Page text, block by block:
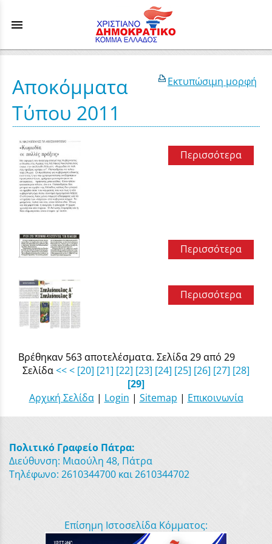
menu
Εκτυπώσιμη μορφή
Αποκόμματα
Τύπου 2011
Περισσότερα
Περισσότερα
Περισσότερα
Βρέθηκαν 563 αποτελέσματα. Σελίδα 29 από 29
Σελίδα<<< [20] [21] [22] [23] [24] [25] [26] [27] [28]
[29]
Αρχική Σελίδα| Login | Sitemap | Επικοινωνία
Πολιτικό Γραφείο Πάτρα:
Διεύθυνση: Μιαούλη 48, Πάτρα
Τηλέφωνο: 2610344700 και 2610344702
Επίσημη Ιστοσελίδα Κόμματος: